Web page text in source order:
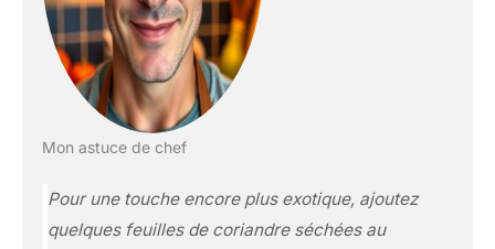
Mon astuce de chef
Pour une touche encore plus exotique, ajoutez
quelques feuilles de coriandre séchées au